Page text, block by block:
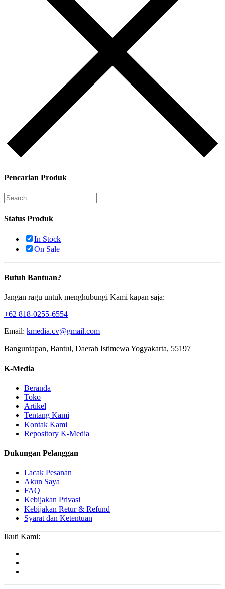
Pencarian Produk
Status Produk
In Stock
On Sale
Butuh Bantuan?
Jangan ragu untuk menghubungi Kami kapan saja:
+62 818-0255-6554
Email: kmedia.cv@gmail.com
Banguntapan, Bantul, Daerah Istimewa Yogyakarta, 55197
K-Media
Beranda
Toko
Artikel
Tentang Kami
Kontak Kami
Repository K-Media
Dukungan Pelanggan
Lacak Pesanan
Akun Saya
FAQ
Kebijakan Privasi
Kebijakan Retur & Refund
Syarat dan Ketentuan
Ikuti Kami: